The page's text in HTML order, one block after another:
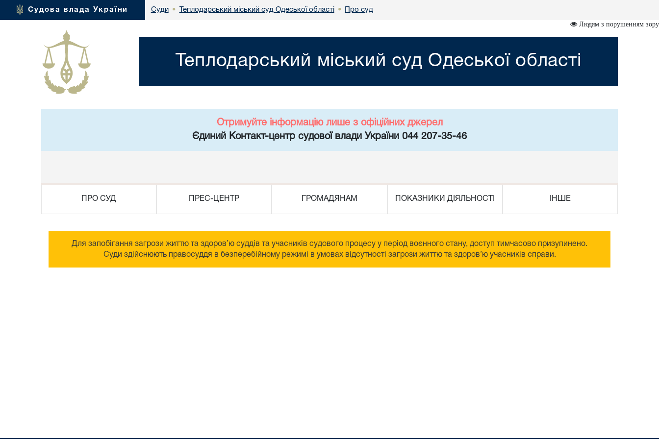
Судова влада України Суди • Теплодарський міський суд Одеської області • Про суд
Людям з порушенням зору
Теплодарський міський суд Одеської області
Отримуйте інформацію лише з офіційних джерел
Єдиний Контакт-центр судової влади України 044 207-35-46
ПРО СУД ПРЕС-ЦЕНТР ГРОМАДЯНАМ ПОКАЗНИКИ ДІЯЛЬНОСТІ ІНШЕ
Для запобігання загрози життю та здоров’ю суддів та учасників судового процесу у період воєнного стану, доступ тимчасово призупинено.
Суди здійснюють правосуддя в безперебійному режимі в умовах відсутності загрози життю та здоров’ю учасників справи.